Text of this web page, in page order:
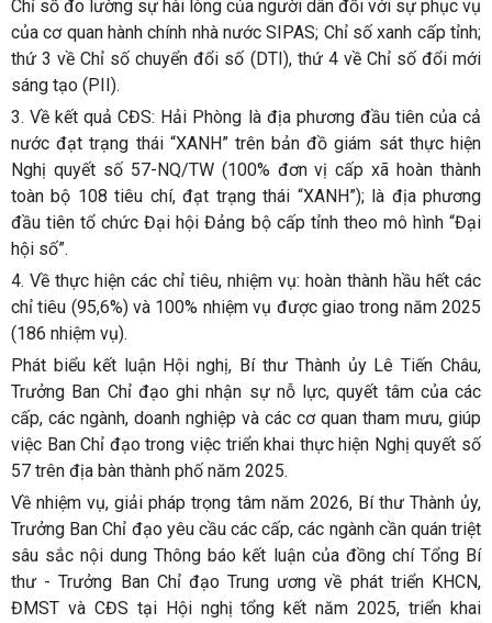
Chỉ số đo lường sự hài lòng của người dân đối với sự phục vụ
của cơ quan hành chính nhà nước SIPAS; Chỉ số xanh cấp tỉnh;
thứ 3 về Chỉ số chuyển đổi số (DTI), thứ 4 về Chỉ số đổi mới
sáng tạo (PII).
3. Về kết quả CĐS: Hải Phòng là địa phương đầu tiên của cả
nước đạt trạng thái “XANH” trên bản đồ giám sát thực hiện
Nghị quyết số 57-NQ/TW (100% đơn vị cấp xã hoàn thành
toàn bộ 108 tiêu chí, đạt trạng thái “XANH”); là địa phương
đầu tiên tổ chức Đại hội Đảng bộ cấp tỉnh theo mô hình “Đại
hội số”.
4. Về thực hiện các chỉ tiêu, nhiệm vụ: hoàn thành hầu hết các
chỉ tiêu (95,6%) và 100% nhiệm vụ được giao trong năm 2025
(186 nhiệm vụ).
Phát biểu kết luận Hội nghị, Bí thư Thành ủy Lê Tiến Châu,
Trưởng Ban Chỉ đạo ghi nhận sự nỗ lực, quyết tâm của các
cấp, các ngành, doanh nghiệp và các cơ quan tham mưu, giúp
việc Ban Chỉ đạo trong việc triển khai thực hiện Nghị quyết số
57 trên địa bàn thành phố năm 2025.
Về nhiệm vụ, giải pháp trọng tâm năm 2026, Bí thư Thành ủy,
Trưởng Ban Chỉ đạo yêu cầu các cấp, các ngành cần quán triệt
sâu sắc nội dung Thông báo kết luận của đồng chí Tổng Bí
thư - Trưởng Ban Chỉ đạo Trung ương về phát triển KHCN,
ĐMST và CĐS tại Hội nghị tổng kết năm 2025, triển khai